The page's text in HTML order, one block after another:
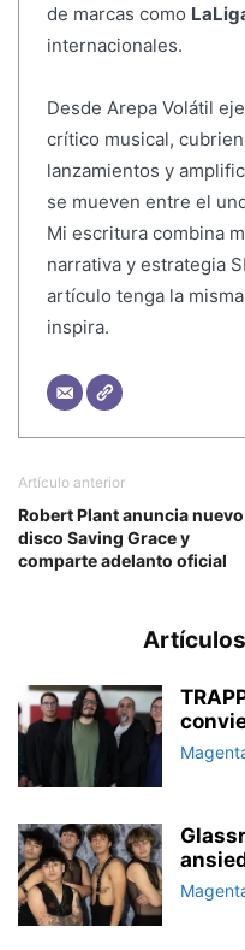
de marcas como
internacionales.
Desde Arepa Volátil
crítico musical,
lanzamientos y
se mueven entre el
Mi escritura combina
narrativa y estrategia
artículo tenga la
inspira.
Artículo anterior
Robert Plant anuncia nuevo
disco Saving Grace y
comparte adelanto oficial